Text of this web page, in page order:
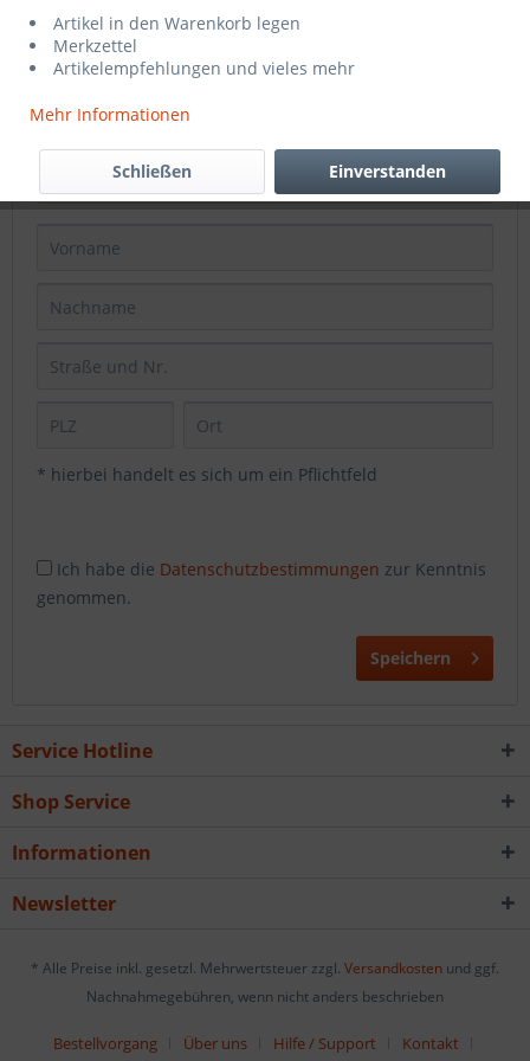
* hierbei handelt es sich um ein Pflichtfeld
Ich habe die Datenschutzbestimmungen zur Kenntnis
genommen.
Speichern
Service Hotline
Shop Service
Informationen
Newsletter
* Alle Preise inkl. gesetzl. Mehrwertsteuer zzgl. Versandkosten und ggf.
Nachnahmegebühren, wenn nicht anders beschrieben
Bestellvorgang Über uns Hilfe / Support Kontakt
Artikel in den Warenkorb legen
Merkzettel
Artikelempfehlungen und vieles mehr
Mehr Informationen
Einverstanden
Schließen